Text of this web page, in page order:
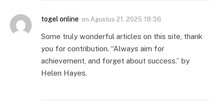
togel online on Agustus 21, 2025 18:36
Some truly wonderful articles on this site, thank
you for contribution. “Always aim for
achievement, and forget about success.” by
Helen Hayes.